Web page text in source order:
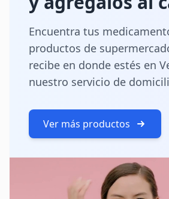
Encuentra tus
productos de
recibe en donde estés en
nuestro servicio de
Ver más productos